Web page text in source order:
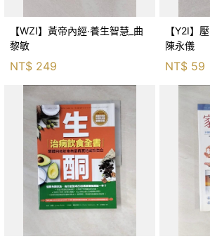
【WZI】黃帝內經‧養生智慧_曲
黎敏
NT$ 249
【Y2I】
陳永儀
NT$ 59